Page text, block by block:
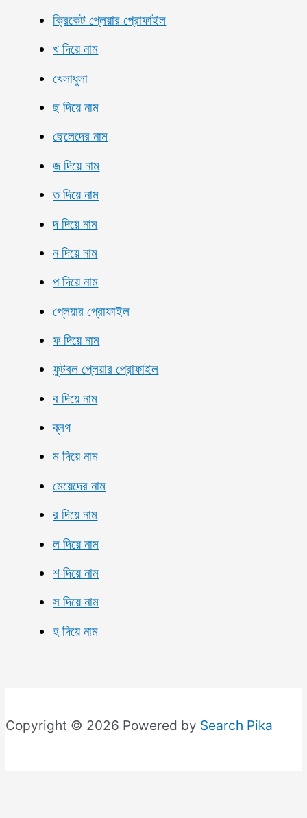
ক্রিকেট প্লেয়ার প্রোফাইল
খ দিয়ে নাম
খেলাধুলা
ছ দিয়ে নাম
ছেলেদের নাম
জ দিয়ে নাম
ত দিয়ে নাম
দ দিয়ে নাম
ন দিয়ে নাম
প দিয়ে নাম
প্লেয়ার প্রোফাইল
ফ দিয়ে নাম
ফুটবল প্লেয়ার প্রোফাইল
ব দিয়ে নাম
ব্লগ
ম দিয়ে নাম
মেয়েদের নাম
র দিয়ে নাম
ল দিয়ে নাম
শ দিয়ে নাম
স দিয়ে নাম
হ দিয়ে নাম
Copyright © 2026 Powered by Search Pika